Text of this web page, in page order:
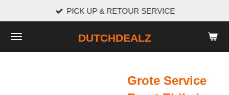
naar
de
DUTCHDEALZ
PICK UP & RETOUR SERVICE
Grote Service